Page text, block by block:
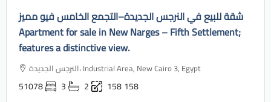
شقة للبيع في النرجس الجديدة–التجمع الخامس فيو مميز
Apartment for sale in New Narges – Fifth Settlement;
features a distinctive view.
النرجس الجديدة، Industrial Area, New Cairo 3, Egypt
51078 3 2 158158